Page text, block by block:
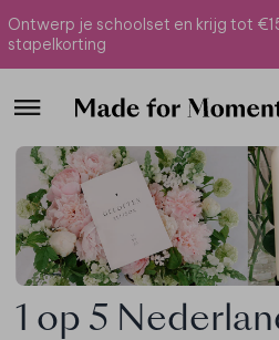
Ontwerp je schoolset en krijg tot
stapelkorting
1 op 5